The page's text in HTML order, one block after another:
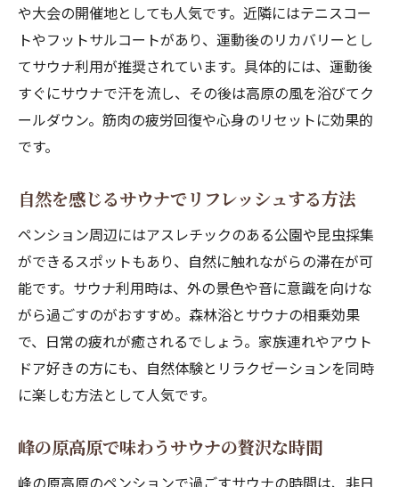
や大会の開催地としても人気です。近隣にはテニスコー
トやフットサルコートがあり、運動後のリカバリーとし
てサウナ利用が推奨されています。具体的には、運動後
すぐにサウナで汗を流し、その後は高原の風を浴びてク
ールダウン。筋肉の疲労回復や心身のリセットに効果的
です。
自然を感じるサウナでリフレッシュする方法
ペンション周辺にはアスレチックのある公園や昆虫採集
ができるスポットもあり、自然に触れながらの滞在が可
能です。サウナ利用時は、外の景色や音に意識を向けな
がら過ごすのがおすすめ。森林浴とサウナの相乗効果
で、日常の疲れが癒されるでしょう。家族連れやアウト
ドア好きの方にも、自然体験とリラクゼーションを同時
に楽しむ方法として人気です。
峰の原高原で味わうサウナの贅沢な時間
峰の原高原のペンションで過ごすサウナの時間は、非日